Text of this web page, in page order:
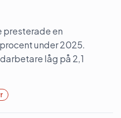
presterade en
under 2025.
låg på 2,1